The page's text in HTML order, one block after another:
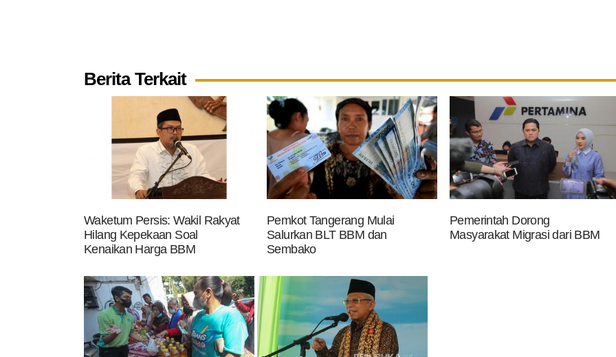
Berita Terkait
Waketum Persis: Wakil Rakyat
Hilang Kepekaan Soal
Kenaikan Harga BBM
Pemkot Tangerang Mulai
Salurkan BLT BBM dan
Sembako
Pemerintah Dorong
Masyarakat Migrasi dari BBM